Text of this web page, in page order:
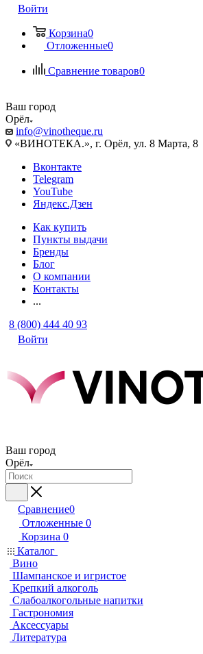
Войти
Корзина0
Отложенные0
Сравнение товаров0
Ваш город
Орёл
info@vinotheque.ru
«ВИНОТЕКА.», г. Орёл, ул. 8 Марта, 8
Вконтакте
Telegram
YouTube
Яндекс.Дзен
Как купить
Пункты выдачи
Бренды
Блог
О компании
Контакты
...
8 (800) 444 40 93
Войти
Ваш город
Орёл
Сравнение0
Отложенные 0
Корзина 0
Каталог
Вино
Шампанское и игристое
Крепкий алкоголь
Слабоалкогольные напитки
Гастрономия
Аксессуары
Литература